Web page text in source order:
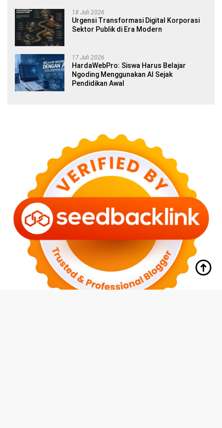
18 Juli 2026
Urgensi Transformasi Digital Korporasi
Sektor Publik di Era Modern
17 Juli 2026
HardaWebPro: Siswa Harus Belajar
Ngoding Menggunakan AI Sejak
Pendidikan Awal